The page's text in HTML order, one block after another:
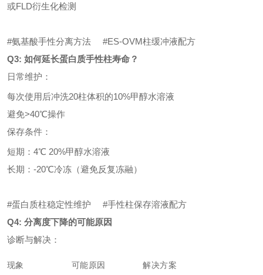
或FLD衍生化检测
#氨基酸手性分离方法 #ES-OVM柱缓冲液配方
Q3: 如何延长蛋白质手性柱寿命？
日常维护：
每次使用后冲洗20柱体积的10%甲醇水溶液
避免>40℃操作
保存条件：
短期：4℃ 20%甲醇水溶液
长期：-20℃冷冻（避免反复冻融）
#蛋白质柱稳定性维护 #手性柱保存溶液配方
Q4: 分离度下降的可能原因
诊断与解决：
现象 可能原因 解决方案